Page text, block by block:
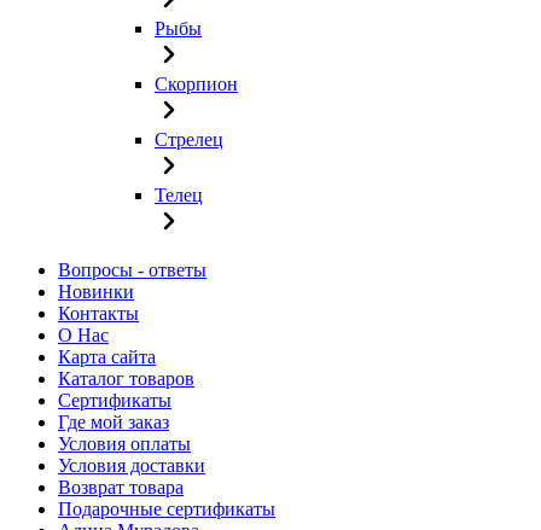
Рыбы
Скорпион
Стрелец
Телец
Вопросы - ответы
Новинки
Контакты
О Нас
Карта сайта
Каталог товаров
Сертификаты
Где мой заказ
Условия оплаты
Условия доставки
Возврат товара
Подарочные сертификаты